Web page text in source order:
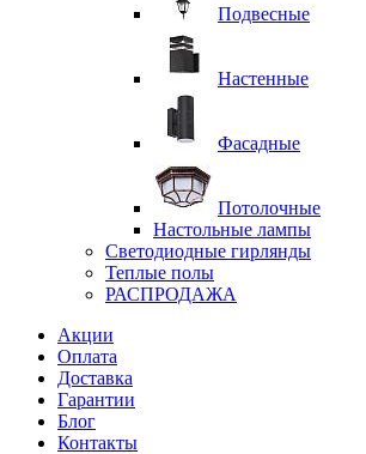
Подвесные
Настенные
Фасадные
Потолочные
Настольные лампы
Светодиодные гирлянды
Теплые полы
РАСПРОДАЖА
Акции
Оплата
Доставка
Гарантии
Блог
Контакты